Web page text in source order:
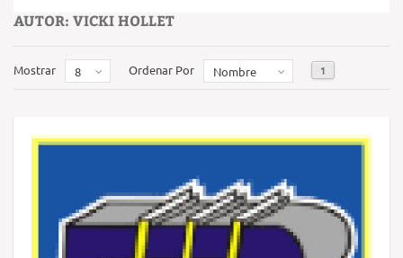
AUTOR: VICKI HOLLET
Mostrar 8 Ordenar Por Nombre 1